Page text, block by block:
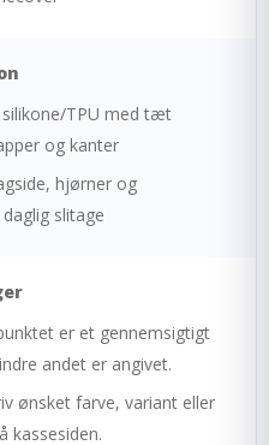
silikone/TPU med tæt
og kanter
hjørner og
slitage
er et gennemsigtigt
andet er angivet.
ønsket farve, variant eller
kassesiden.